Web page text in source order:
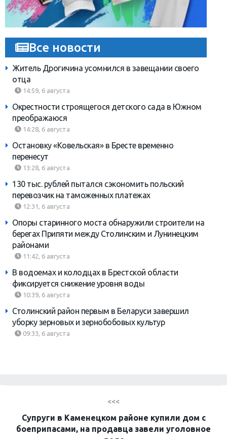
Все новости
Житель Дрогичина усомнился в завещании своего
отца
14:59, 6 августа
Окрестности строящегося детского сада в Южном
преображаюся
14:28, 6 августа
Остановку «Ковельская» в Бресте временно
перенесут
13:28, 6 августа
130 тыс. рублей пытался сэкономить польский
перевозчик на таможенных платежах
12:31, 6 августа
Опоры старинного моста обнаружили строители на
берегах Припяти между Столинским и Лунинецким
районами
11:42, 6 августа
В водоемах и колодцах в Брестской области
фиксируется снижение уровня воды
10:39, 6 августа
Столинский район первым в Беларуси завершил
уборку зерновых и зернобобовых культур
09:33, 6 августа
<<<
Супруги в Каменецком районе купили дом с
боеприпасами, на продавца завели уголовное